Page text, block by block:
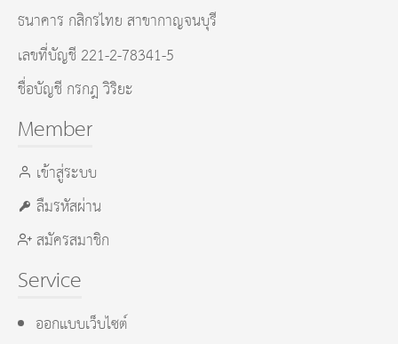
ธนาคาร กสิกรไทย สาขากาญจนบุรี
เลขที่บัญชี 221-2-78341-5
ชื่อบัญชี กรกฎ วิริยะ
Member
เข้าสู่ระบบ
ลืมรหัสผ่าน
สมัครสมาชิก
Service
ออกแบบเว็บไซต์